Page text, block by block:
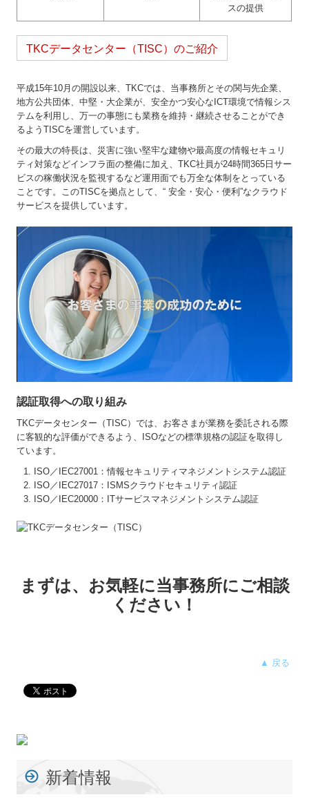
新着情報
スの提供
TKCデータセンター（TISC）のご紹介
平成15年10月の開設以来、TKCでは、当事務所とその関与先企業、
地方公共団体、中堅・大企業が、安全かつ安心なICT環境で情報シス
テムを利用し、万一の事態にも業務を維持・継続させることができ
るようTISCを運営しています。
その最大の特長は、災害に強い堅牢な建物や最高度の情報セキュリ
ティ対策などインフラ面の整備に加え、TKC社員が24時間365日サー
ビスの稼働状況を監視するなど運用面でも万全な体制をとっている
ことです。このTISCを拠点として、“ 安全・安心・便利”なクラウド
サービスを提供しています。
認証取得への取り組み
TKCデータセンター（TISC）では、お客さまが業務を委託される際
に客観的な評価ができるよう、ISOなどの標準規格の認証を取得し
ています。
ISO／IEC27001：情報セキュリティマネジメントシステム認証
ISO／IEC27017：ISMSクラウドセキュリティ認証
ISO／IEC20000：ITサービスマネジメントシステム認証
まずは、お気軽に当事務所にご相談
ください！
▲ 戻る